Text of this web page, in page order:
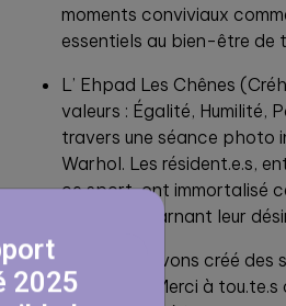
moments conviviaux
essentiels au bien-être de
L’ Ehpad Les Chênes
valeurs : Égalité, Humilité,
travers une séance photo
Warhol. Les résident.e.s,
ce sport, ont immortalisé
colorée, incarnant leur
Ensemble, nous avons créé des
vivre-ensemble. Merci à
2025